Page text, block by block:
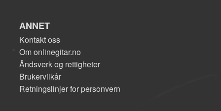
ANNET
Kontakt oss
Om onlinegitar.no
Åndsverk og rettigheter
Brukervilkår
Retningslinjer for personvern